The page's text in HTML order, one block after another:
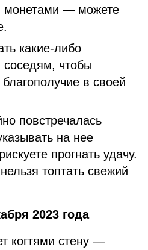
монетами — можете
какие-либо
чтобы
в своей
повстречалась
на нее
прогнать удачу.
топтать свежий
2023 года
когтями стену —